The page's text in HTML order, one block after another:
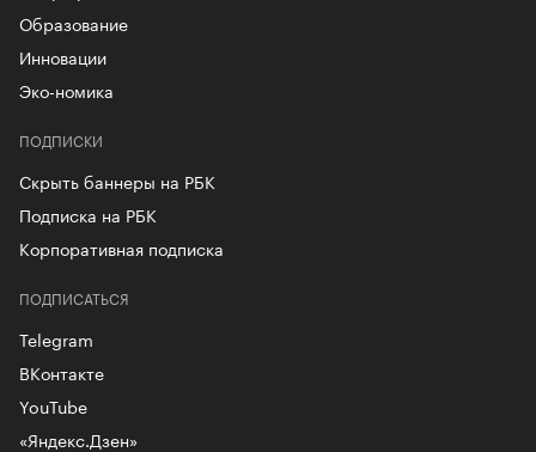
Образование
Инновации
Эко-номика
ПОДПИСКИ
Скрыть баннеры на РБК
Подписка на РБК
Корпоративная подписка
ПОДПИСАТЬСЯ
Telegram
ВКонтакте
YouTube
«Яндекс.Дзен»